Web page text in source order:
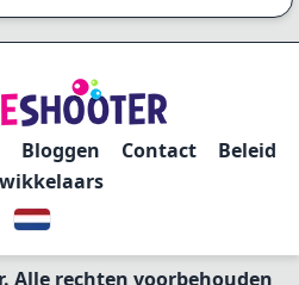
Bloggen Contact
Beleid
Alle rechten voorbehouden